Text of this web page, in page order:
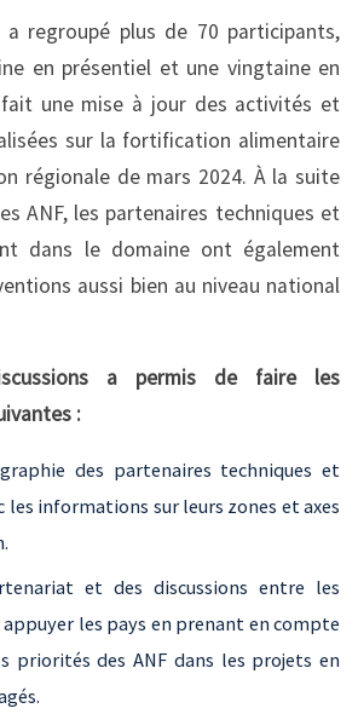
regroupé plus de 70 participants,
en présentiel et une vingtaine en
une mise à jour des activités et
sur la fortification alimentaire
régionale de mars 2024. À la suite
ANF, les partenaires techniques et
dans le domaine ont également
aussi bien au niveau national
a permis de faire les
:
des partenaires techniques et
les informations sur leurs zones et axes
et des discussions entre les
les pays en prenant en compte
priorités des ANF dans les projets en